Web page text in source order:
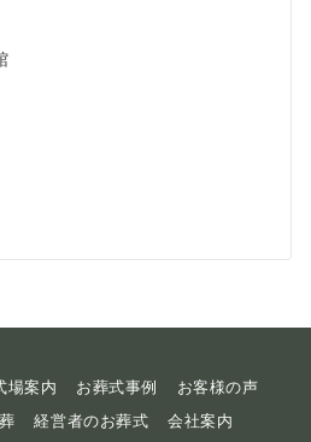
場案内 お葬式事例
お客様の声
経営者のお葬式 会社案内